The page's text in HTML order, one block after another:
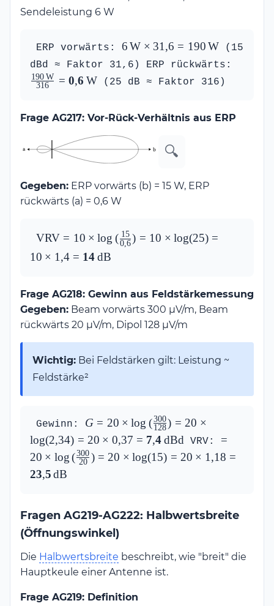
Sendeleistung 6 W
ERP vorwärts: 6\,\text{W}
\times 31{,}6
190\,\text{W}
6 W × 31 ,6 = 190W (15
dBd ≈ Faktor 31,6) ERP rückwärts:
316
190 W = 0,6 W (25 dB ≈ Faktor 316)
Frage AG217: Vor-Rück-Verhältnis aus ERP
🔍
Gegeben: ERP vorwärts (b) = 15 W, ERP
rückwärts (a) = 0,6 W
\text{VRV} = 10 \times
{0{,}6}\right) = 10
\times 1{,}4 =
\mathbf{14\,\text{dB}}
VRV = 10 × log (0 ,6
15 ) = 10 × log(25) =
10 × 1 ,4 = 14dB
Frage AG218: Gewinn aus Feldstärkemessung
Gegeben: Beam vorwärts 300 μV/m, Beam
rückwärts 20 μV/m, Dipol 128 μV/m
Wichtig: Bei Feldstärken gilt: Leistung ~
Feldstärke²
Gewinn: G = 20 \times
\log\left(\frac{300}
{128}\right) = 20 \times
\log(2{,}34) = 20 \times
G = 20 × log ( 128
300) = 20 ×
log(2,34) = 20 × 0,37 = 7,4dBd VRV: = 20 \times
=
20 × log( 20
300 ) = 20 × log(15) = 20 × 1 ,18 =
23,5 dB
Fragen AG219-AG222: Halbwertsbreite
(Öffnungswinkel)
Die Halbwertsbreite beschreibt, wie "breit" die
Hauptkeule einer Antenne ist.
Frage AG219: Definition